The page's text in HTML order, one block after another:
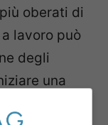
oberati di
lavoro può
degli
una